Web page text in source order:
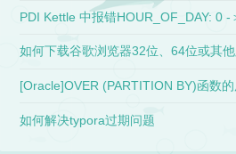
PDI Kettle 中报错HOUR_OF_DAY: 0 -
如何下载谷歌浏览器32位、64位或其
[Oracle]OVER (PARTITION BY)函数
如何解决typora过期问题